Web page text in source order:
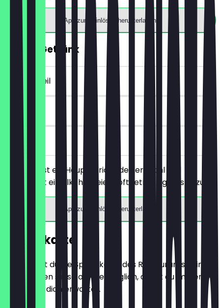
App zum Einlösen herunterladen
GRATIS Getränk
~4 € Vorteil
90 Tage
vor Ort
Du bestellst ein Hauptgericht deiner Wahl und
bekommst ein alkoholfreies Softgetränk gratis dazu.
App zum Einlösen herunterladen
Speisekarte
Hier findest du die Speisekarte des Restaurants. Wir
aktualisieren sie so oft wie möglich, damit du immer
weißt, was dich erwartet.